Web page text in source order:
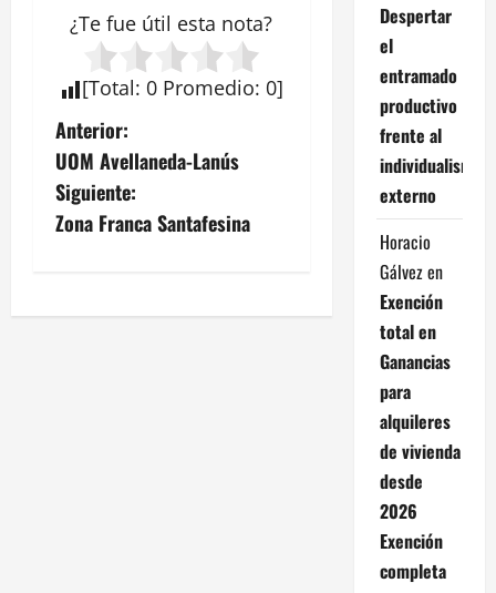
¿Te fue útil esta nota?
[Total: 0 Promedio: 0]
N
a
v
g
Anterior:
UOM Avellaneda-Lanús
Siguiente:
Zona Franca Santafesina
Despertar
el
entramado
productivo
frente al
individualismo
externo
Horacio
Gálvezen
Exención
total en
Ganancias
para
alquileres
de vivienda
desde
2026
Exención
completa